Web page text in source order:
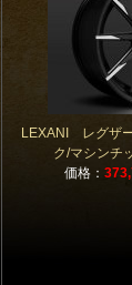
LEXANI レグザ
ク/マシンチ
価格：